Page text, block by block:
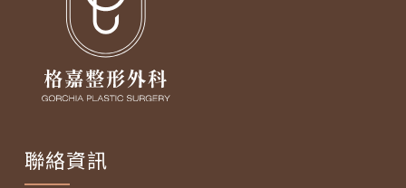
聯絡資訊